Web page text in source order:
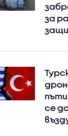
за
пъти
се